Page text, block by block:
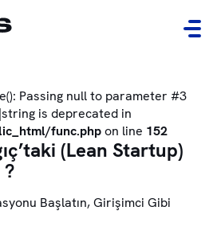
Passing null to parameter #3
is deprecated in
func.phpon line 152
(Lean Startup)
Başlatın, Girişimci Gibi